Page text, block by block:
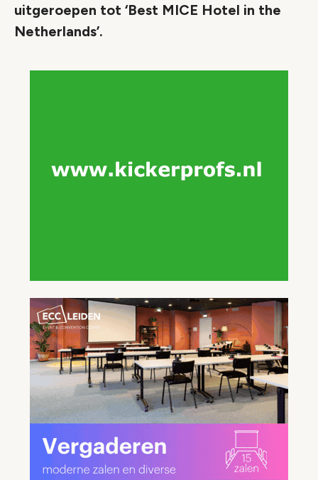
uitgeroepen tot ‘Best MICE Hotel in the
Netherlands’.